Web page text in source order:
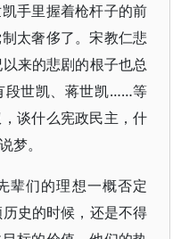
手里握着枪杆子的前
太奢侈了。宋教仁悲
来的悲剧的根子也总
段世凯、蒋世凯……等
谈什么宪政民主，什
梦。
辈们的理想一概否定
史的时候，还是不得